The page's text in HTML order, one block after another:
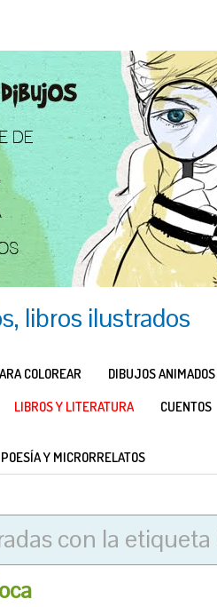
libros ilustrados
COLOREAR DIBUJOS ANIMADOS
LIBROS Y LITERATURA CUENTOS
POESÍA Y MICRORRELATOS
con la etiqueta